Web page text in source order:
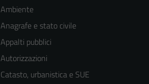
Ambiente
Anagrafe e stato civile
Appalti pubblici
Autorizzazioni
Catasto, urbanistica e SUE